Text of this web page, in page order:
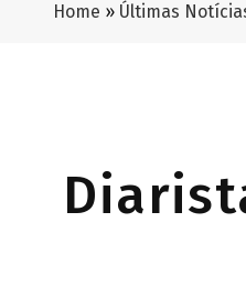
Home » Últimas